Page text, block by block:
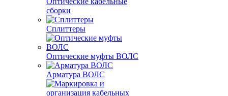
сборки
Сплиттеры
Оптические муфты ВОЛС
Арматура ВОЛС